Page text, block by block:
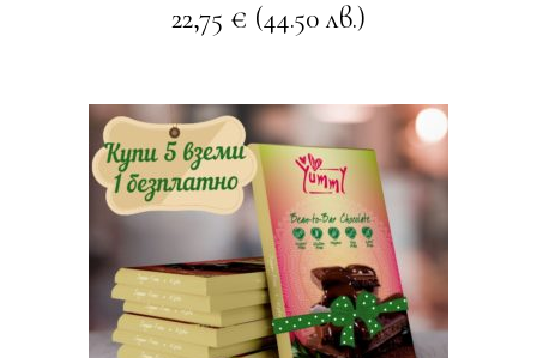
22,75 € (44.50 лв.)
КУПИ